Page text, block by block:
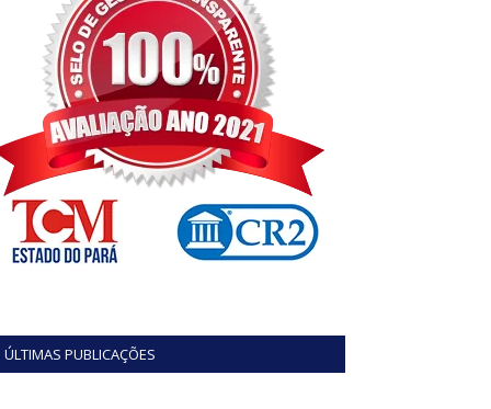
ÚLTIMAS PUBLICAÇÕES